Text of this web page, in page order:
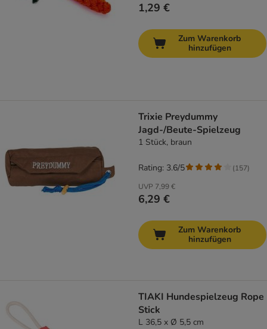
1,29 €
Zum Warenkorb
hinzufügen
Trixie Preydummy
Jagd-/Beute-Spielzeug
1 Stück, braun
UVP 7,99 €
6,29 €
Rating: 3.6/5 (157)
Zum Warenkorb
hinzufügen
TIAKI Hundespielzeug Rope
Stick
L 36,5 x Ø 5,5 cm